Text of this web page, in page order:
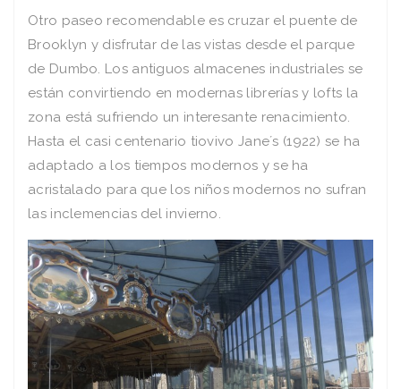
Otro paseo recomendable es cruzar el puente de
Brooklyn y disfrutar de las vistas desde el parque
de Dumbo. Los antiguos almacenes industriales se
están convirtiendo en modernas librerías y lofts la
zona está sufriendo un interesante renacimiento.
Hasta el casi centenario tiovivo Jane´s (1922) se ha
adaptado a los tiempos modernos y se ha
acristalado para que los niños modernos no sufran
las inclemencias del invierno.